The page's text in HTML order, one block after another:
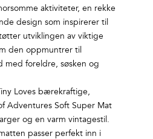
aktiviteter, en rekke
design som inspirerer til
utviklingen av viktige
den oppmuntrer til
med foreldre, søsken og
Loves bærekraftige,
Adventures Soft Super Mat
og en varm vintagestil.
passer perfekt inn i